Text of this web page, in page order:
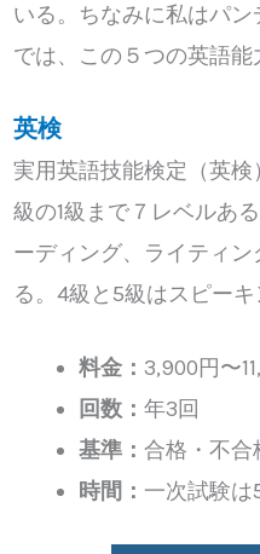
いる。ちなみに私はパン
では、この５つの英語能
英検
実用英語技能検定（英
級の1級まで７レベルあ
ーディング、ライティ
る。4級と5級はスピー
料金：3,900円〜
回数：年3回
基準：合格・不合
時間： 一次試験は